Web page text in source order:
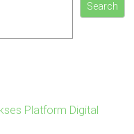
Search
Platform Digital